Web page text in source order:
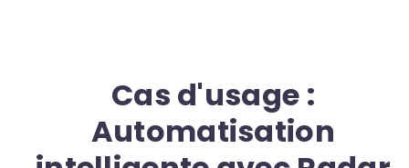
Cas d'usage :
Automatisation